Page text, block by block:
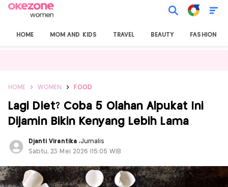
HOME MOM AND KIDS TRAVEL BEAUTY FASHION
HOME WOMEN FOOD
Lagi Diet? Coba 5 Olahan Alpukat Ini
Dijamin Bikin Kenyang Lebih Lama
Djanti Virantika ,Jurnalis
Sabtu, 23 Mei 2026 |15:05 WIB